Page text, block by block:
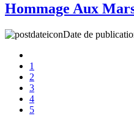
Hommage Aux
Date de
1
2
3
4
5